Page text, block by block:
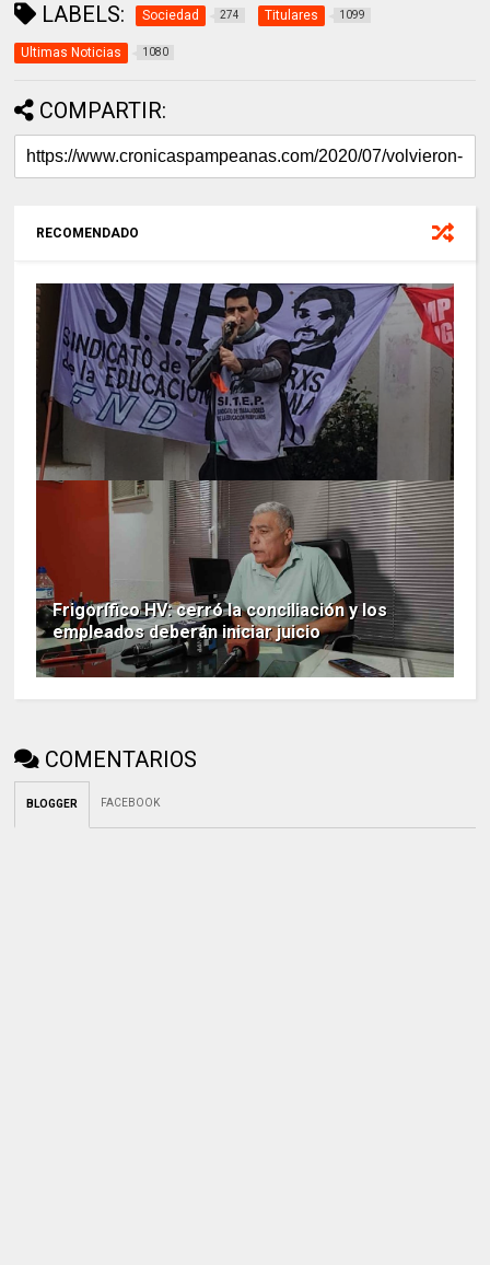
LABELS: Sociedad 274 Titulares 1099
Ultimas Noticias 1080
COMPARTIR:
RECOMENDADO
Frigorífico HV: cerró la conciliación y los
empleados deberán iniciar juicio
COMENTARIOS
BLOGGER FACEBOOK